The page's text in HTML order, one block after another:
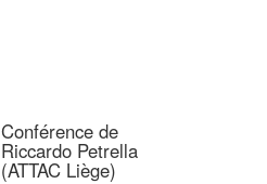
Conférence de
Riccardo Petrella
(ATTAC Liège)